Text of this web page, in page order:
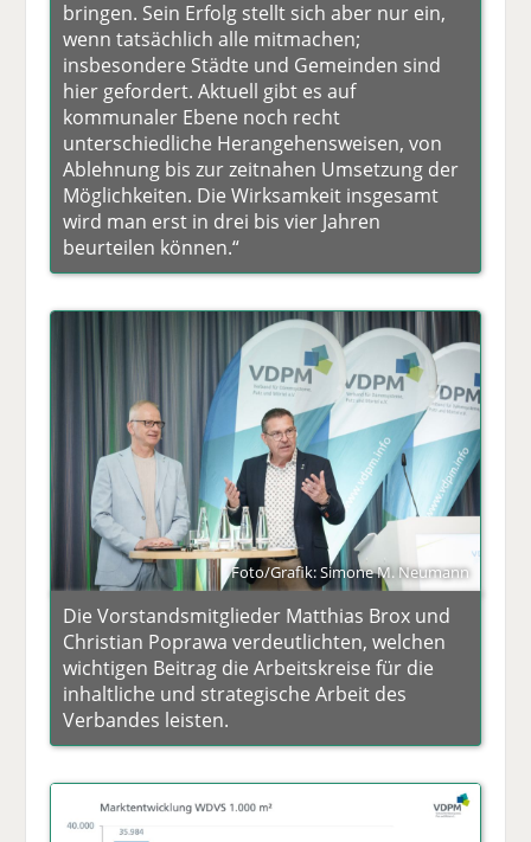
bringen. Sein Erfolg stellt sich aber nur ein,
wenn tatsächlich alle mitmachen;
insbesondere Städte und Gemeinden sind
hier gefordert. Aktuell gibt es auf
kommunaler Ebene noch recht
unterschiedliche Herangehensweisen, von
Ablehnung bis zur zeitnahen Umsetzung der
Möglichkeiten. Die Wirksamkeit insgesamt
wird man erst in drei bis vier Jahren
beurteilen können.“
Foto/Grafik: Simone M. Neumann
Die Vorstandsmitglieder Matthias Brox und
Christian Poprawa verdeutlichten, welchen
wichtigen Beitrag die Arbeitskreise für die
inhaltliche und strategische Arbeit des
Verbandes leisten.